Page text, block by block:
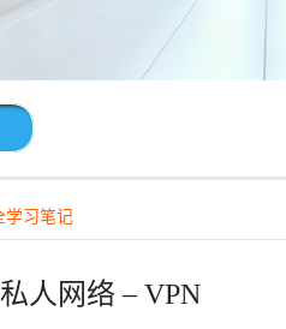
学习笔记
人网络 – VPN